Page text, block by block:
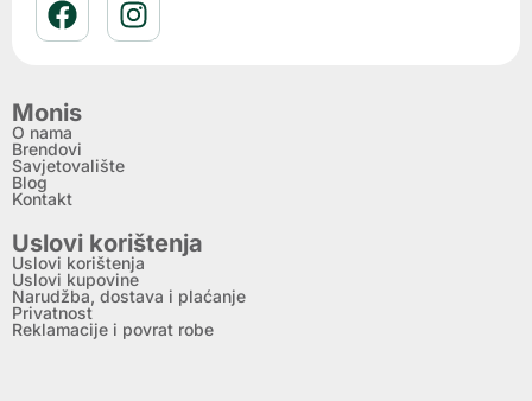
Monis
O nama
Brendovi
Savjetovalište
Blog
Kontakt
Uslovi korištenja
Uslovi korištenja
Uslovi kupovine
Narudžba, dostava i plaćanje
Privatnost
Reklamacije i povrat robe